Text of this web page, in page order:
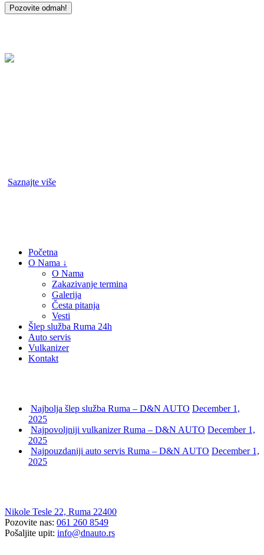
Pozovite odmah!
Saznajte više
Početna
O Nama ↓
O Nama
Zakazivanje termina
Galerija
Česta pitanja
Vesti
Šlep služba Ruma 24h
Auto servis
Vulkanizer
Kontakt
Najbolja šlep služba Ruma – D&N AUTO December 1,
2025
Najpovoljniji vulkanizer Ruma – D&N AUTO December 1,
2025
Najpouzdaniji auto servis Ruma – D&N AUTO December 1,
2025
Nikole Tesle 22, Ruma 22400
Pozovite nas: 061 260 8549
Pošaljite upit: info@dnauto.rs